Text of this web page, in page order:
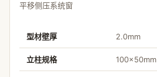
平移侧压系统窗
型材壁厚 2.0mm
立柱规格 100×50mm